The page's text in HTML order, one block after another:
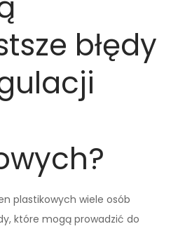
błędy
plastikowych wiele osób
które mogą prowadzić do